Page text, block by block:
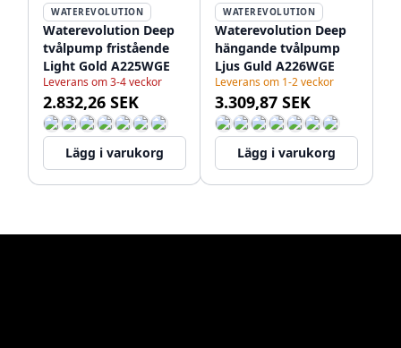
WATEREVOLUTION
Waterevolution Deep
tvålpump fristående
Light Gold A225WGE
Leverans om 3-4 veckor
2.832,26 SEK
Lägg i varukorg
WATEREVOLUTION
Waterevolution Deep
hängande tvålpump
Ljus Guld A226WGE
Leverans om 1-2 veckor
3.309,87 SEK
Lägg i varukorg